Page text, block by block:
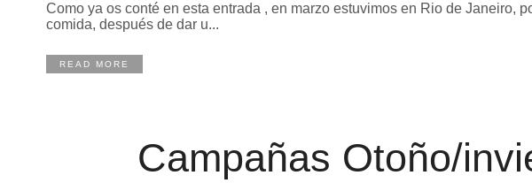
Como ya os conté en esta entrada , en marzo estuvimos en Rio de Janeiro,
comida, después de dar u...
READ MORE
Campañas Otoño/